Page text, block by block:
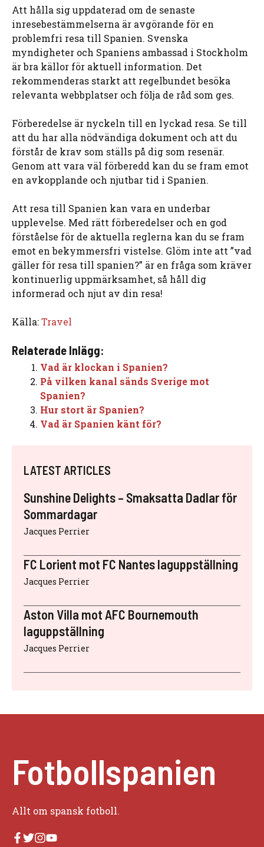
Att hålla sig uppdaterad om de senaste
inresebestämmelserna är avgörande för en
problemfri resa till Spanien. Svenska
myndigheter och Spaniens ambassad i Stockholm
är bra källor för aktuell information. Det
rekommenderas starkt att regelbundet besöka
relevanta webbplatser och följa de råd som ges.
Förberedelse är nyckeln till en lyckad resa. Se till
att du har alla nödvändiga dokument och att du
förstår de krav som ställs på dig som resenär.
Genom att vara väl förberedd kan du se fram emot
en avkopplande och njutbar tid i Spanien.
Att resa till Spanien kan vara en underbar
upplevelse. Med rätt förberedelser och en god
förståelse för de aktuella reglerna kan du se fram
emot en bekymmersfri vistelse. Glöm inte att ”vad
gäller för resa till spanien?” är en fråga som kräver
kontinuerlig uppmärksamhet, så håll dig
informerad och njut av din resa!
Källa:Travel
Relaterade Inlägg:
Vad är klockan i Spanien?
På vilken kanal sänds Sverige mot
Spanien?
Hur stort är Spanien?
Vad är Spanien känt för?
LATEST ARTICLES
Sunshine Delights – Smaksatta Dadlar för
Sommardagar
Jacques Perrier
FC Lorient mot FC Nantes laguppställning
Jacques Perrier
Aston Villa mot AFC Bournemouth
laguppställning
Jacques Perrier
Fotbollspanien
Allt om spansk fotboll.